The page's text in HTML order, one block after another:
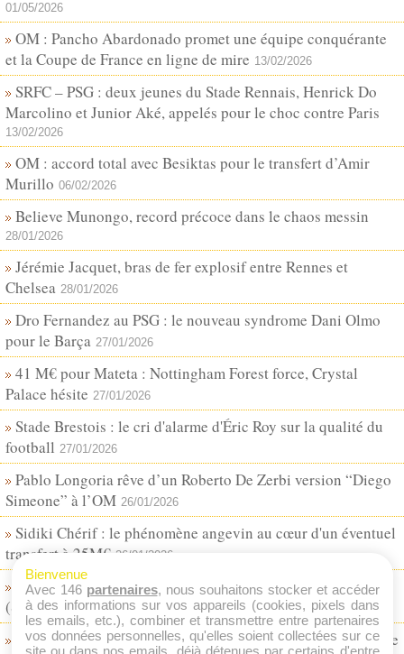
01/05/2026
OM : Pancho Abardonado promet une équipe conquérante
et la Coupe de France en ligne de mire 13/02/2026
SRFC – PSG : deux jeunes du Stade Rennais, Henrick Do
Marcolino et Junior Aké, appelés pour le choc contre Paris
13/02/2026
OM : accord total avec Besiktas pour le transfert d’Amir
Murillo 06/02/2026
Believe Munongo, record précoce dans le chaos messin
28/01/2026
Jérémie Jacquet, bras de fer explosif entre Rennes et
Chelsea 28/01/2026
Dro Fernandez au PSG : le nouveau syndrome Dani Olmo
pour le Barça 27/01/2026
41 M€ pour Mateta : Nottingham Forest force, Crystal
Palace hésite 27/01/2026
Stade Brestois : le cri d'alarme d'Éric Roy sur la qualité du
football 27/01/2026
Pablo Longoria rêve d’un Roberto De Zerbi version “Diego
Simeone” à l’OM 26/01/2026
Sidiki Chérif : le phénomène angevin au cœur d'un éventuel
transfert à 25M€ 26/01/2026
Le RB Leipzig fait sauter la banque pour Abdoul Koné
(Stade de Reims) ! 25/01/2026
La Lazio fonce sur Tanner Tessmann (OL) après le départ de
Bienvenue
Avec 146 partenaires, nous souhaitons stocker et accéder
à des informations sur vos appareils (cookies, pixels dans
les emails, etc.), combiner et transmettre entre partenaires
vos données personnelles, qu'elles soient collectées sur ce
site ou dans nos emails, déjà détenues par certains d'entre